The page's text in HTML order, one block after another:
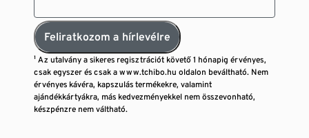
Feliratkozom a hírlevélre
¹ Az utalvány a sikeres regisztrációt követő 1 hónapig érvényes,
csak egyszer és csak a www.tchibo.hu oldalon beváltható. Nem
érvényes kávéra, kapszulás termékekre, valamint
ajándékkártyákra, más kedvezményekkel nem összevonható,
készpénzre nem váltható.